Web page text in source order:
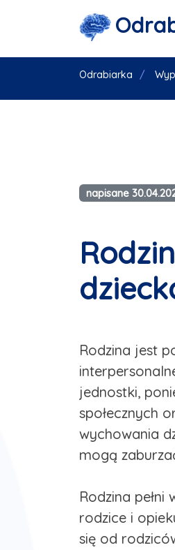
Odrabiarka
napisane
Rodzina jest
jednostki,
społecznych
wychowania
mogą
Rodzina
rodzice i
się od